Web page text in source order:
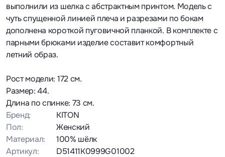
выполнили из шелка с абстрактным принтом. Модель с
чуть спущенной линией плеча и разрезами по бокам
дополнена короткой пуговичной планкой. В комплекте с
парными брюками изделие составит комфортный
летний образ.
Рост модели: 172 см.
Размер: 44.
Длина по спинке: 73 см.
Бренд:
KITON
Пол:
Женский
Материал:
100% шёлк
Артикул:
D51411K0999G01002